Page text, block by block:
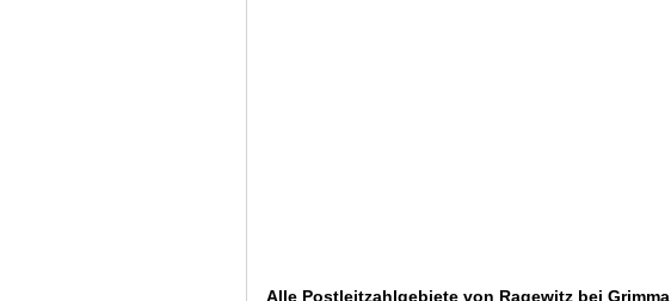
Alle Postleitzahlgebiete von Ragewitz bei Grimma